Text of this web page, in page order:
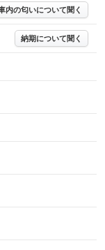
となります。将来に
、車両情報等の詳細は
内の匂いについて聞く
納期について聞く